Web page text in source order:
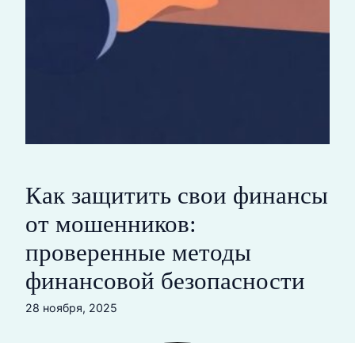
Как защитить свои финансы
от мошенников:
проверенные методы
финансовой безопасности
28 ноября, 2025